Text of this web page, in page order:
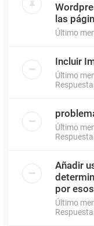
las
Último
Incluir
Último
Último
Añadir
por
Último